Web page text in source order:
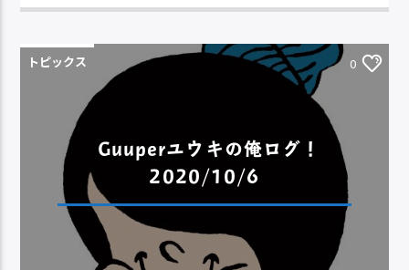
トピックス 0
Guuperユウキの俺ログ！
2020/10/6